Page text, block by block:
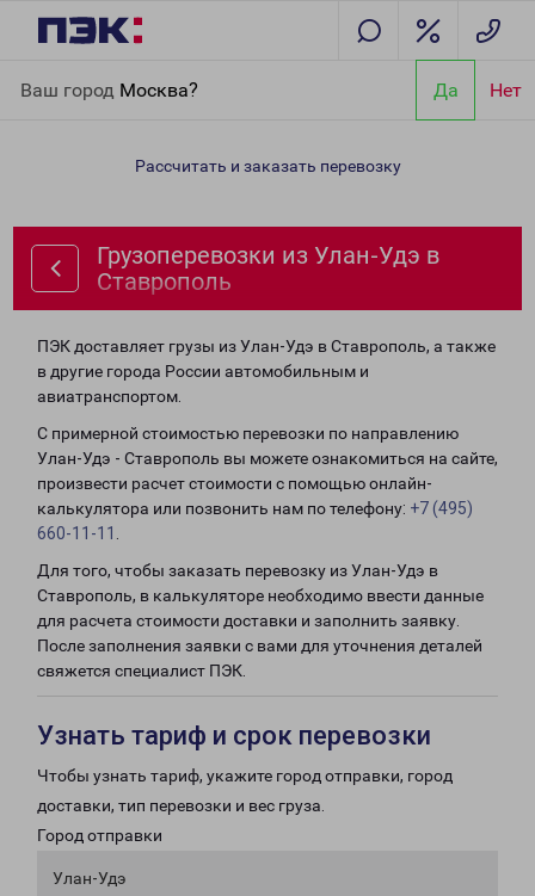
Ваш город Москва? Да Нет
Ставрополь
Рассчитать и заказать перевозку
Грузоперевозки из Улан-Удэ в
Ставрополь
ПЭК доставляет грузы из Улан-Удэ в Ставрополь, а также
в другие города России автомобильным и
авиатранспортом.
С примерной стоимостью перевозки по направлению
Улан-Удэ - Ставрополь вы можете ознакомиться на сайте,
произвести расчет стоимости с помощью онлайн-
калькулятора или позвонить нам по телефону: +7 (495)
660-11-11
Для того, чтобы заказать перевозку из Улан-Удэ в
Ставрополь, в калькуляторе необходимо ввести данные
для расчета стоимости доставки и заполнить заявку.
После заполнения заявки с вами для уточнения деталей
свяжется специалист ПЭК.
Узнать тариф и срок перевозки
Чтобы узнать тариф, укажите город отправки, город
доставки, тип перевозки и вес груза.
Город отправки
Улан-Удэ